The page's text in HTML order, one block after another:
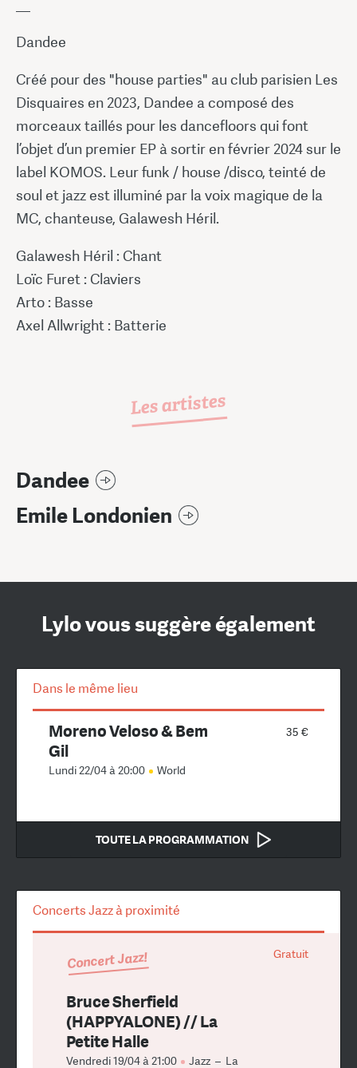
Dandee
Créé pour des "house parties" au club parisien Les
Disquaires en 2023, Dandee a composé des
morceaux taillés pour les dancefloors qui font
l’objet d’un premier EP à sortir en février 2024 sur le
label KOMOS. Leur funk / house /disco, teinté de
soul et jazz est illuminé par la voix magique de la
MC, chanteuse, Galawesh Héril.
Galawesh Héril : Chant
Loïc Furet : Claviers
Arto : Basse
Axel Allwright : Batterie
Les artistes
Dandee
Emile Londonien
Lylo vous suggère également
Dans le même lieu
35 €
Moreno Veloso & Bem
Gil
Lundi 22/04 à 20:00 World
TOUTE LA PROGRAMMATION
Concerts Jazz à proximité
Gratuit
Concert Jazz!
Bruce Sherfield
(HAPPYALONE) // La
Petite Halle
Vendredi 19/04 à 21:00 Jazz – La